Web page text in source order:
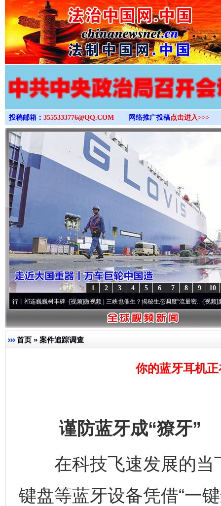
>
投稿邮箱： 3555333776@QQ.COM 网络推广投稿点击进入>>>
10
9
8
7
6
5
4
3
2
1
巍巍树丰碑·[视频]微视频 | 三峡也催生？揭秘生态调度“流量密..·[视频]廉洁文化中
首页 » 案件追踪调查
你的蓝牙耳机
谨防蓝牙成“獠牙”
在科技飞速发展的当
键盘等蓝牙设备凭借“一